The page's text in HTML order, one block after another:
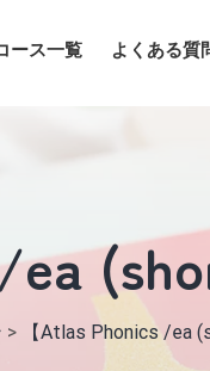
ース一覧 よくある質
> 【Atlas Phonics /ea